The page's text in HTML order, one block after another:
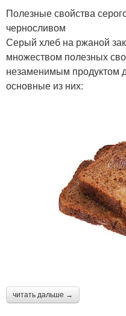
Полезные свойства
черносливом
Серый хлеб на ржаной
множеством полезных
незаменимым продуктом
основные из них:
читать дальше →